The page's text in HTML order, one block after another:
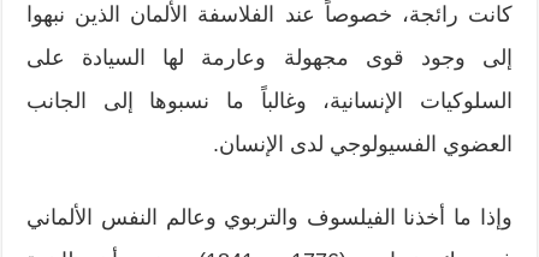
كانت رائجة، خصوصاً عند الفلاسفة الألمان الذين نبهوا
إلى وجود قوى مجهولة وعارمة لها السيادة على
السلوكيات الإنسانية، وغالباً ما نسبوها إلى الجانب
العضوي الفسيولوجي لدى الإنسان.
وإذا ما أخذنا الفيلسوف والتربوي وعالم النفس الألماني